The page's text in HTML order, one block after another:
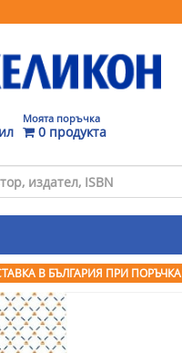
Моята поръчка
0 продукта
В БЪЛГАРИЯ ПРИ ПОРЪЧКА